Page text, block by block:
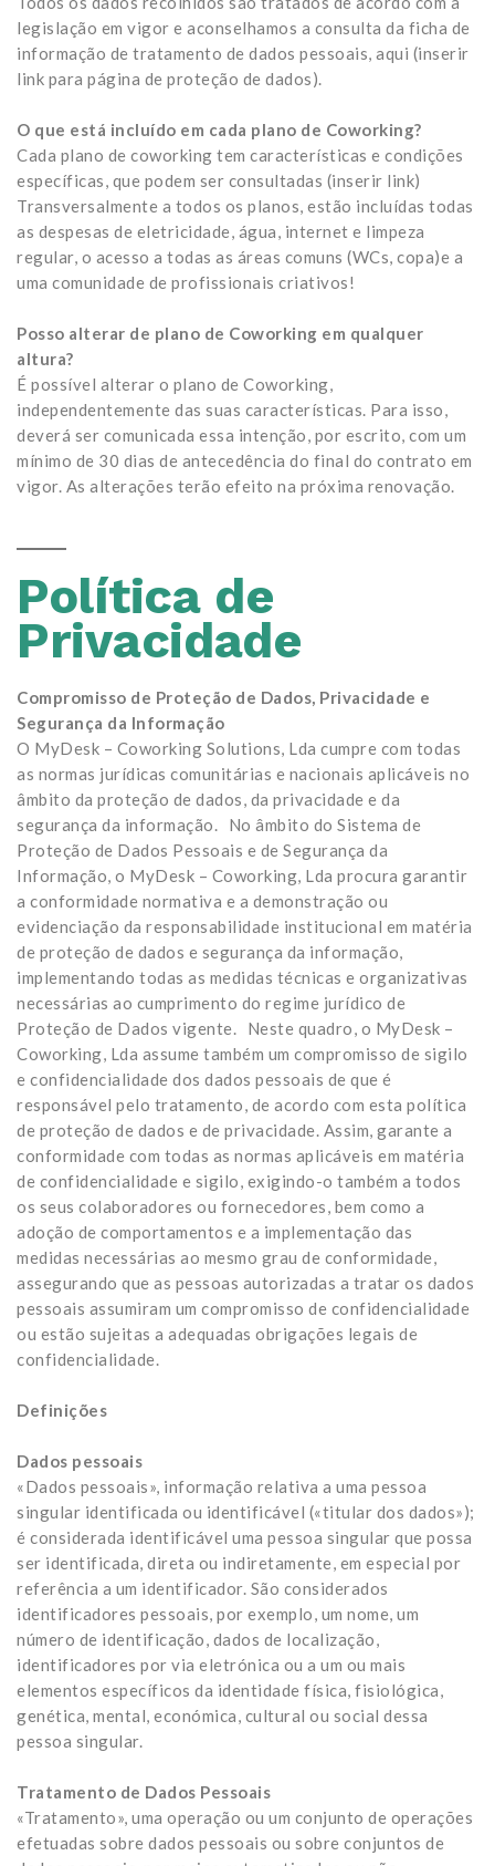
legislação em vigor e aconselhamos a consulta da ficha de
informação de tratamento de dados pessoais, aqui (inserir
link para página de proteção de dados).
O que está incluído em cada plano de Coworking?
Cada plano de coworking tem características e condições
específicas, que podem ser consultadas (inserir link)
Transversalmente a todos os planos, estão incluídas todas
as despesas de eletricidade, água, internet e limpeza
regular, o acesso a todas as áreas comuns (WCs, copa)e a
uma comunidade de profissionais criativos!
Posso alterar de plano de Coworking em qualquer
altura?
É possível alterar o plano de Coworking,
independentemente das suas características. Para isso,
deverá ser comunicada essa intenção, por escrito, com um
mínimo de 30 dias de antecedência do final do contrato em
vigor. As alterações terão efeito na próxima renovação.
Política de
Privacidade
Compromisso de Proteção de Dados, Privacidade e
Segurança da Informação
O MyDesk – Coworking Solutions, Lda cumpre com todas
as normas jurídicas comunitárias e nacionais aplicáveis no
âmbito da proteção de dados, da privacidade e da
segurança da informação. No âmbito do Sistema de
Proteção de Dados Pessoais e de Segurança da
Informação, o MyDesk – Coworking, Lda procura garantir
a conformidade normativa e a demonstração ou
evidenciação da responsabilidade institucional em matéria
de proteção de dados e segurança da informação,
implementando todas as medidas técnicas e organizativas
necessárias ao cumprimento do regime jurídico de
Proteção de Dados vigente. Neste quadro, o MyDesk –
Coworking, Lda assume também um compromisso de sigilo
e confidencialidade dos dados pessoais de que é
responsável pelo tratamento, de acordo com esta política
de proteção de dados e de privacidade. Assim, garante a
conformidade com todas as normas aplicáveis em matéria
de confidencialidade e sigilo, exigindo-o também a todos
os seus colaboradores ou fornecedores, bem como a
adoção de comportamentos e a implementação das
medidas necessárias ao mesmo grau de conformidade,
assegurando que as pessoas autorizadas a tratar os dados
pessoais assumiram um compromisso de confidencialidade
ou estão sujeitas a adequadas obrigações legais de
confidencialidade.
Definições
Dados pessoais
«Dados pessoais», informação relativa a uma pessoa
singular identificada ou identificável («titular dos dados»);
é considerada identificável uma pessoa singular que possa
ser identificada, direta ou indiretamente, em especial por
referência a um identificador. São considerados
identificadores pessoais, por exemplo, um nome, um
número de identificação, dados de localização,
identificadores por via eletrónica ou a um ou mais
elementos específicos da identidade física, fisiológica,
genética, mental, económica, cultural ou social dessa
pessoa singular.
Tratamento de Dados Pessoais
«Tratamento», uma operação ou um conjunto de operações
efetuadas sobre dados pessoais ou sobre conjuntos de